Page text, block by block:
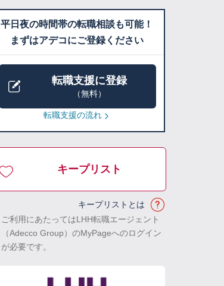
平日夜の時間帯の転職相談も可能！
まずはアデコにご登録ください
転職支援に登録
（無料）
転職支援の流れ
キープリスト
キープリストとは
ご利用にあたってはLHH転職エージェント
（Adecco Group）のMyPageへのログイン
が必要です。